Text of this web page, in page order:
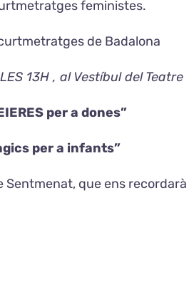
feministes.
de Badalona
13H , al Vestíbul del Teatre
per a dones”
per a infants”
que ens